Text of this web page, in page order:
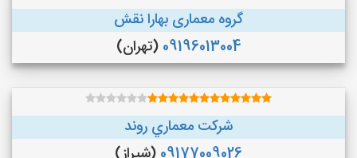
گروه معماری بهارا نقش
09196013004 (تهران)
شركت معماري روند